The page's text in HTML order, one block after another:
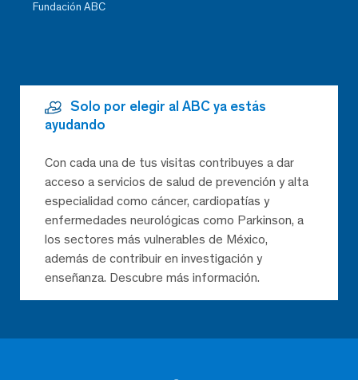
Fundación ABC
Solo por elegir al ABC ya estás
ayudando
Con cada una de tus visitas contribuyes a dar
acceso a servicios de salud de prevención y alta
especialidad como cáncer, cardiopatías y
enfermedades neurológicas como Parkinson, a
los sectores más vulnerables de México,
además de contribuir en investigación y
enseñanza. Descubre más información.